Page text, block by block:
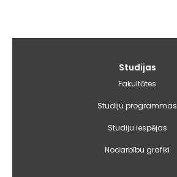
Studijas
Fakultātes
Studiju programmas
Studiju iespējas
Nodarbību grafiki